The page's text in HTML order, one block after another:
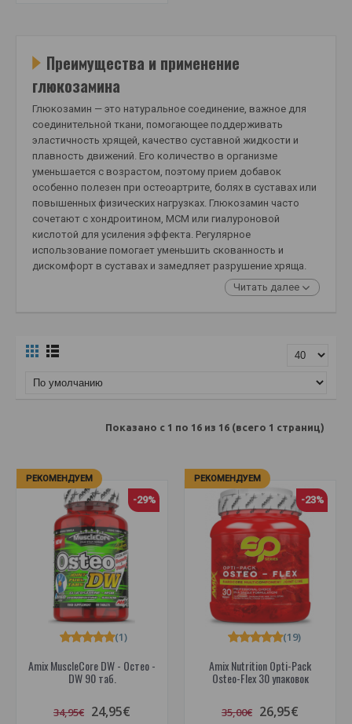
Преимущества и применение
глюкозамина
Глюкозамин — это натуральное соединение, важное для
соединительной ткани, помогающее поддерживать
эластичность хрящей, качество суставной жидкости и
плавность движений. Его количество в организме
уменьшается с возрастом, поэтому прием добавок
особенно полезен при остеоартрите, болях в суставах или
повышенных физических нагрузках. Глюкозамин часто
сочетают с хондроитином, МСМ или гиалуроновой
кислотой для усиления эффекта. Регулярное
использование помогает уменьшить скованность и
дискомфорт в суставах и замедляет разрушение хряща.
Читать далее
Показано с 1 по 16 из 16 (всего 1 страниц)
РЕКОМЕНДУЕМ
-29%
Amix MuscleCore DW - Остео -
DW 90 таб.
(1)
34,95€ 24,95€
РЕКОМЕНДУЕМ
-23%
Amix Nutrition Opti-Pack
Osteo-Flex 30 упаковок
(19)
35,00€ 26,95€